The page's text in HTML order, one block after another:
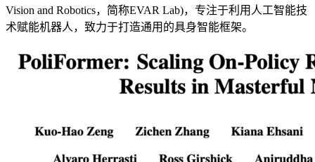
Vision and Robotics，简称EVAR Lab)，专注于利用人工智能技
术赋能机器人，致力于打造通用的具身智能框架。